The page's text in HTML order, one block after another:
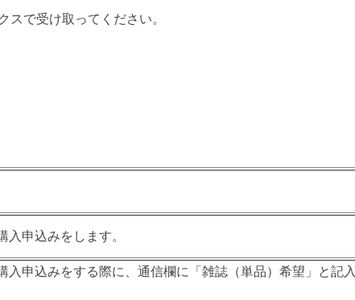
スで受け取ってください。
入申込みをします。
入申込みをする際に、通信欄に「雑誌（単品）希望」と記入